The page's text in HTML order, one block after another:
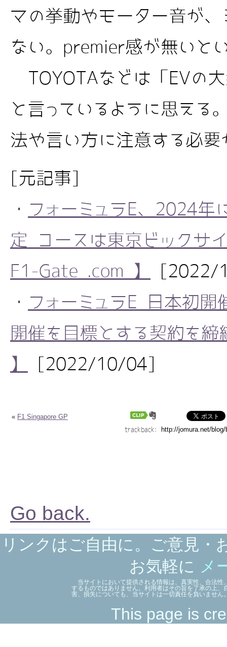
マの挙動やモーター音が、
ない。premier感が無いと
TOYOTAなどは「EVの
と言っているように思える
法や言い方に注意する必要
[元記事]
・ フォーミュラE、2024年
定 コースは東京ビックサ
F1-Gate .com 】
[2022/
・ フォーミュラE 日本初
開催を目標とする契約を
】
[2022/10/04]
« F1 Singapore GP
trackback:
Go back.
リンクはご自由に。ご意見・
お気軽に メ
当サイトにおいて提供される情報は、真実性、合法性
するものではありません。利用者はその旨を了承の上
害、損失についても、当サイトは一切責任を負いません
This page is